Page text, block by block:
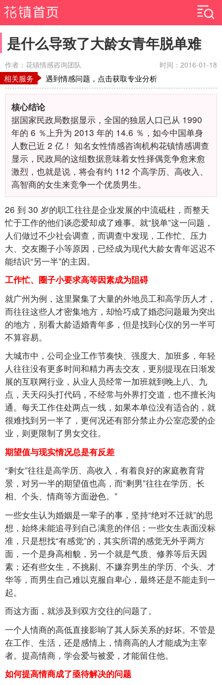
是什么导致了大龄女青年脱单难
作者：花镇情感咨询团队 时间：2016-01-18
相关服务 遇到情感问题，点击获取专业分析
核心结论
据国家民政局数据显示，全国的独居人口已从 1990
年的 6 ％上升为 2013 年的 14.6 ％，如今中国单身
人数已近 2 亿！ 知名女性情感咨询机构花镇情感调查
显示，民政局的这组数据意味着女性择偶竞争愈来愈
激烈，也就是说，将会有约 112 个高学历、高收入、
高智商的女生来竞争一个优质男生。
26 到 30 岁的职工往往是企业发展的中流砥柱，而整天
忙于工作的他们谈恋爱却成了难事。就“脱单”这一问题，
人们做过不少社会调查，而调查中发现，工作忙、压力
大、交友圈子小等原因，已经成为现代大龄女青年迟迟不
能结识“另一半”的主因。
工作忙、圈子小要求高等因素成为阻碍
就广州为例，这里聚集了大量的外地员工和高学历人才，
而往往这些人才密集地方，却恰巧成了婚恋问题最为突出
的地方，别看大龄适婚青年多，但是找到心仪的另一半可
不算容易。
大城市中，公司企业工作节奏快、强度大、加班多，年轻
人往往没有更多时间和精力再去交友，更别提现在日渐发
展的互联网行业，从业人员经常一加班就到晚上八、九
点，天天闷头打代码，不经常与外界打交道，也不擅长沟
通。每天工作住处两点一线，如果本单位没有适合的，就
很难找到另一半了，更何况还有部分禁止办公室恋爱的企
业，则更限制了男女交往。
期望值与现实情况总是有反差
“剩女”往往是高学历、高收入，有着良好的家庭教育背
景，对另一半的期望值也高，而“剩男”往往在学历、长
相、个头、情商等方面逊色。”
一些女生认为婚姻是一辈子的事，坚持“绝对不迁就”的思
想，始终未能追寻到自己满意的伴侣；一些女生表面没标
准，只是想找“有感觉”的，其实所谓的感觉无外乎两方
面，一个是身高相貌，另一个就是气质、修养等后天因
素；还有些女生，不挑剔、不嫌弃男生的学历、个头、才
华等，而男生自己难以克服自卑心，最终还是不能走到一
起。
而这方面，就涉及到双方交往的问题了。
一个人情商的高低直接影响了其人际关系的好坏。不管是
在工作、生活，还是感情上，情商高的人才能成为主宰
者。提高情商，学会爱与被爱，才能留住他。
如何提高情商成了亟待解决的问题